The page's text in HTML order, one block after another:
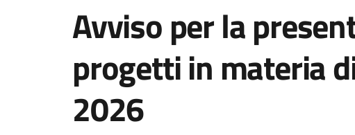
Avviso per la
progetti in materia
2026